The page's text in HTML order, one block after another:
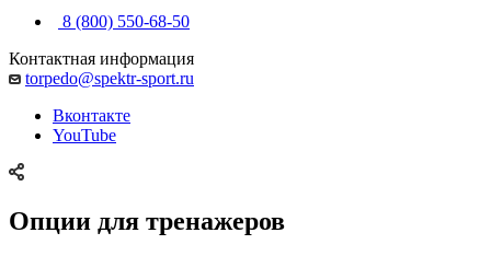
8 (800) 550-68-50
Контактная информация
torpedo@spektr-sport.ru
Вконтакте
YouTube
Опции для тренажеров